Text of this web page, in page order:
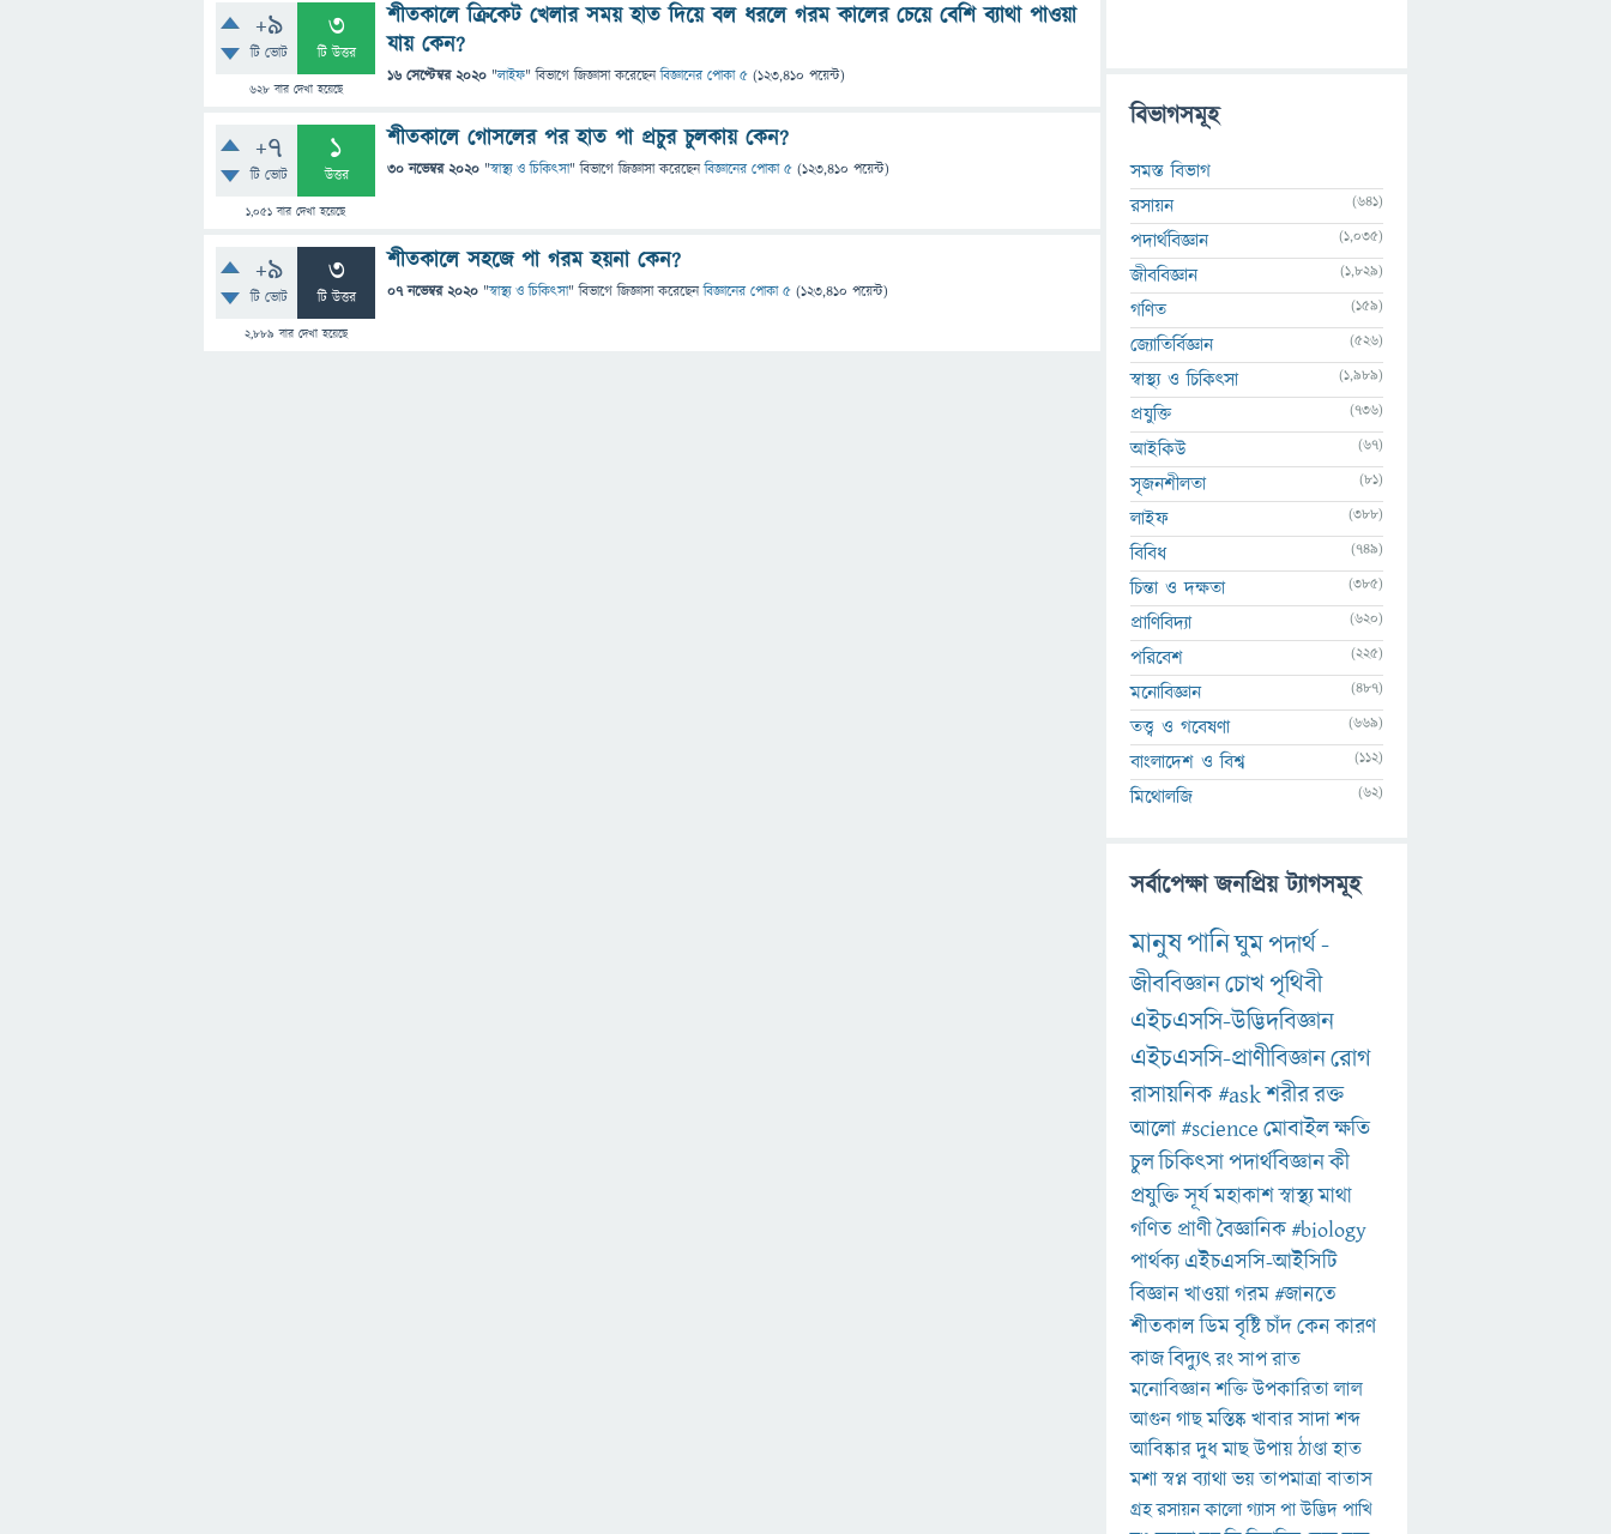
+9
টি ভোট
3
টি উত্তর
628বার দেখা হয়েছে
শীতকালে ক্রিকেট খেলার সময় হাত দিয়ে বল ধরলে গরম কালের চেয়ে বেশি ব্যাথা পাওয়া
যায় কেন?
16 সেপ্টেম্বর 2020 "লাইফ" বিভাগে জিজ্ঞাসাকরেছেনবিজ্ঞানের পোকা ৫ (123,410 পয়েন্ট)
+7
টি ভোট
1
উত্তর
1,051 বার দেখা হয়েছে
শীতকালে গোসলের পর হাত পা প্রচুর চুলকায় কেন?
30 নভেম্বর 2020 "স্বাস্থ্য ও চিকিৎসা" বিভাগে জিজ্ঞাসাকরেছেনবিজ্ঞানের পোকা ৫ (123,410 পয়েন্ট)
+9
টি ভোট
3
টি উত্তর
2,889 বার দেখা হয়েছে
শীতকালে সহজে পা গরম হয়না কেন?
07 নভেম্বর 2020 "স্বাস্থ্য ও চিকিৎসা" বিভাগে জিজ্ঞাসাকরেছেনবিজ্ঞানের পোকা ৫ (123,410 পয়েন্ট)
বিভাগসমূহ
সমস্ত বিভাগ
রসায়ন
(641)
পদার্থবিজ্ঞান (1,035)
জীববিজ্ঞান (1,829)
গণিত (159)
জ্যোতির্বিজ্ঞান (526)
স্বাস্থ্য ও চিকিৎসা (1,989)
প্রযুক্তি (736)
আইকিউ (67)
সৃজনশীলতা (81)
লাইফ (388)
বিবিধ (749)
চিন্তা ও দক্ষতা (385)
প্রাণিবিদ্যা (620)
পরিবেশ (225)
মনোবিজ্ঞান (487)
তত্ত্ব ও গবেষণা (669)
বাংলাদেশ ও বিশ্ব (112)
মিথোলজি (62)
সর্বাপেক্ষা জনপ্রিয় ট্যাগসমূহ
মানুষপানিঘুমপদার্থ-
জীববিজ্ঞানচোখপৃথিবী
এইচএসসি-উদ্ভিদবিজ্ঞান
এইচএসসি-প্রাণীবিজ্ঞানরোগ
রাসায়নিক#askশরীররক্ত
আলো#scienceমোবাইলক্ষতি
চুলচিকিৎসাপদার্থবিজ্ঞানকী
প্রযুক্তিসূর্যমহাকাশস্বাস্থ্যমাথা
গণিত প্রাণীবৈজ্ঞানিক#biology
পার্থক্য এইচএসসি-আইসিটি
বিজ্ঞানখাওয়াগরম#জানতে
শীতকালডিমবৃষ্টিচাঁদকেনকারণ
কাজবিদ্যুৎরংসাপরাত
মনোবিজ্ঞানশক্তিউপকারিতালাল
আগুনগাছমস্তিষ্কখাবারসাদাশব্দ
আবিষ্কারদুধমাছউপায়ঠাণ্ডাহাত
মশাস্বপ্নব্যাথাভয়তাপমাত্রাবাতাস
গ্রহরসায়নকালোগ্যাসপাউদ্ভিদপাখি